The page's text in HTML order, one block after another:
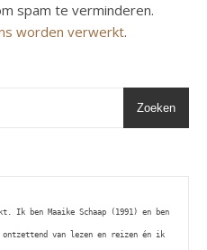
spam te verminderen.
worden verwerkt.
Zoeken
ben Maaike Schaap (1991) en ben
van lezen en reizen én ik